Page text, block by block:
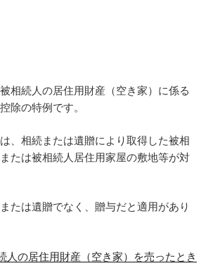
相続人の居住用財産（空き家）に係る
除の特例です。
、相続または遺贈により取得した被相
たは被相続人居住用家屋の敷地等が対
たは遺贈でなく、贈与だと適用があり
の居住用財産（空き家）を売ったとき